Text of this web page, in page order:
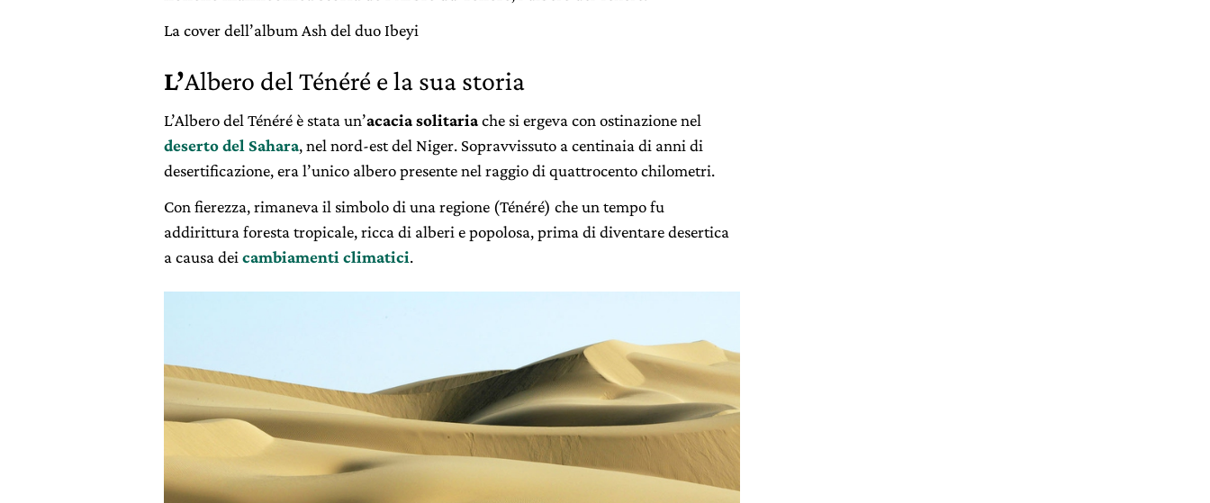
La cover dell’album Ash del duo Ibeyi
L’Albero del Ténéré e la sua storia
L’Albero del Ténéré è stata un’acacia solitariache si ergeva con ostinazione nel
deserto del Sahara, nel nord-est del Niger. Sopravvissuto a centinaia di anni di
desertificazione, era l’unico albero presente nel raggio di quattrocento chilometri.
Con fierezza, rimaneva il simbolo di una regione (Ténéré) che un tempo fu
addirittura foresta tropicale, ricca di alberi e popolosa, prima di diventare desertica
a causa dei cambiamenti climatici.